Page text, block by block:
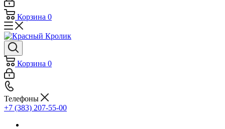
Корзина 0
Корзина 0
Телефоны
+7 (383) 207-55-00